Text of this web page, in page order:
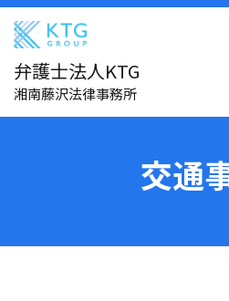
弁護士法人KTG
湘南藤沢法律事務所
交通